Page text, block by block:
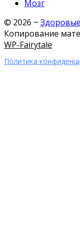
Мозг
© 2026 ~
Копирование
WP-Fairytale
Политика